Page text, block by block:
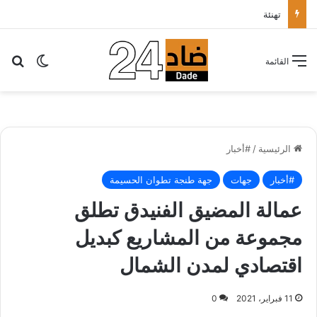
تهنئة
الوضع القائمة
الرئيسية / #أخبار
#أخبار جهات جهة طنجة تطوان الحسيمة
عمالة المضيق الفنيدق تطلق
مجموعة من المشاريع كبديل
اقتصادي لمدن الشمال
11 فبراير، 2021 0